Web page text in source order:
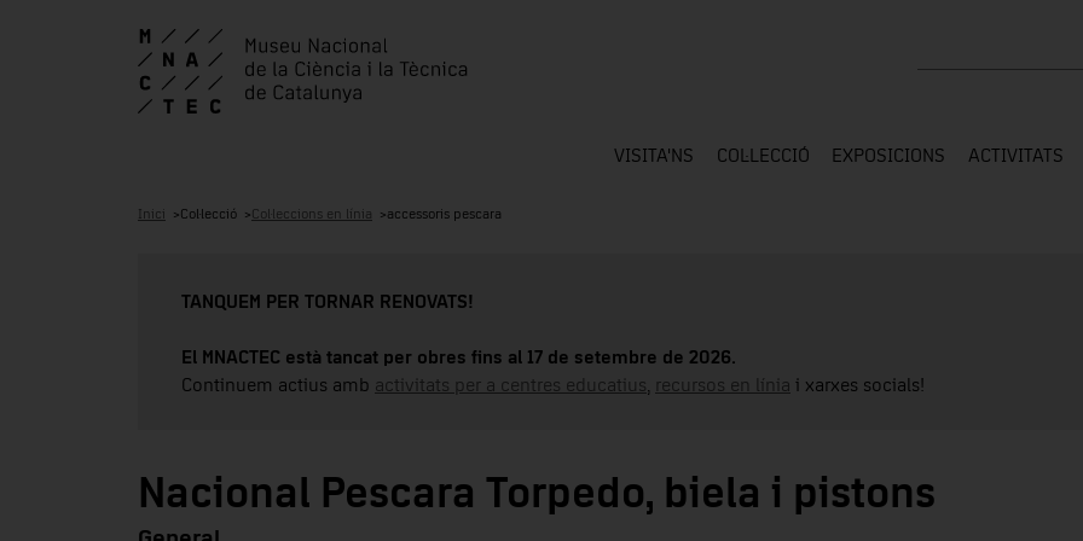
VISITA'NS COL·LECCIÓ EXPOSICIONS ACTIVITATS
Inici Col·lecció Col·leccions en línia accessoris pescara
TANQUEM PER TORNAR RENOVATS!
El MNACTEC està tancat per obres fins al 17 de setembre de 2026.
Continuem actius amb activitats per a centres educatius recursos en línia i xarxes socials!
Nacional Pescara Torpedo, biela i pistons